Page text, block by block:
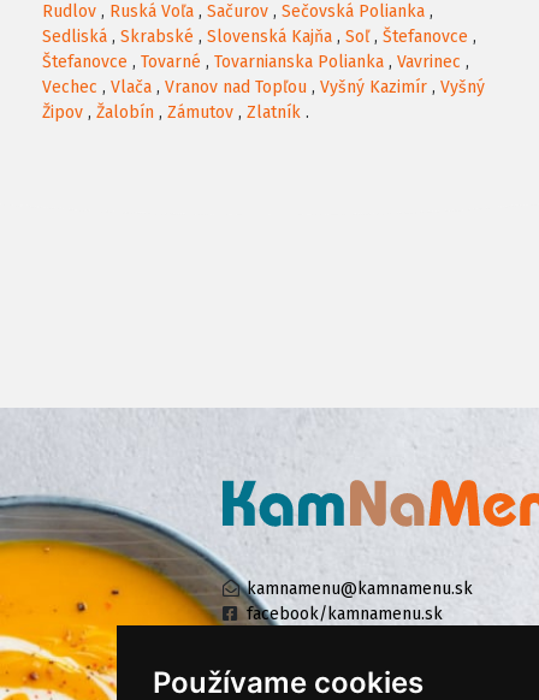
Používame cookies
Rudlov , Ruská Voľa , Sačurov , Sečovská Polianka ,
Sedliská , Skrabské , Slovenská Kajňa , Soľ, Štefanovce ,
Štefanovce , Tovarné , Tovarnianska Polianka , Vavrinec ,
Vechec , Vlača , Vranov nad Topľou , Vyšný Kazimír , Vyšný
Žipov , Žalobín , Zámutov , Zlatník .
kamnamenu@kamnamenu.sk
facebook/kamnamenu.sk